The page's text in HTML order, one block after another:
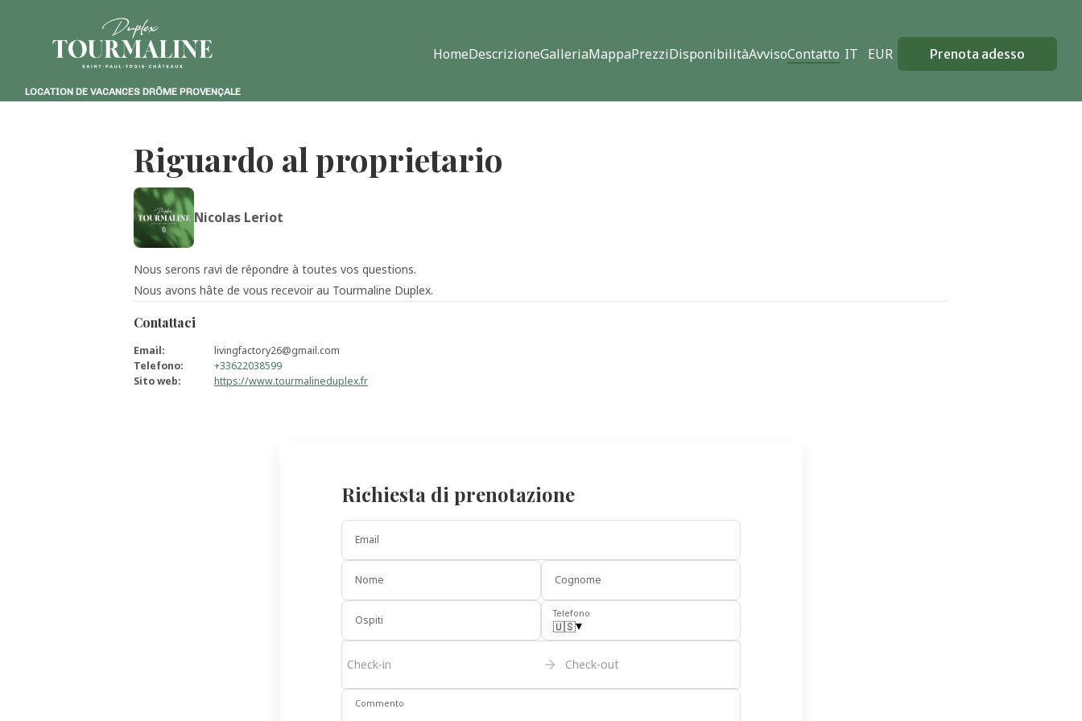
LOCATION DE VACANCES DRÔME PROVENÇALE
HomeDescrizioneGalleriaMappaPrezziDisponibilitàAvvisoContatto IT EUR Prenota adesso
Riguardo al proprietario
Nicolas Leriot
Nous serons ravi de répondre à toutes vos questions.
Nous avons hâte de vous recevoir au Tourmaline Duplex.
Contattaci
Email:
livingfactory26@gmail.com
Telefono:
+33622038599
Sito web: https://www.tourmalineduplex.fr
Richiesta di prenotazione
Email
Nome Cognome
Ospiti
Telefono
🇺🇸▾
Check-in Check-out
Commento